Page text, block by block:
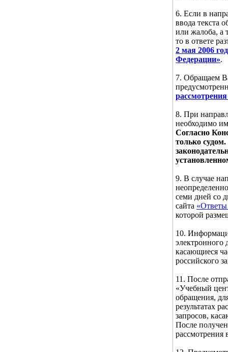
6. Если в
ввода текста
или жалоба, а
то в ответе
2 мая 2006
Федерации».
7. Обращаем
8. При
необходимо
Согласно
только
9. В случае
семи дней со
сайта «Ответы
которой
10.
электронного
касающиеся
российского
11. После
«Учебный
обращения,
результатах
запросов,
После
рассмотрения